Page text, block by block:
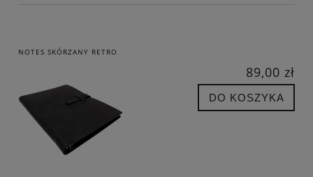
NOTES SKÓRZANY RETRO
89,00 zł
DO KOSZYKA